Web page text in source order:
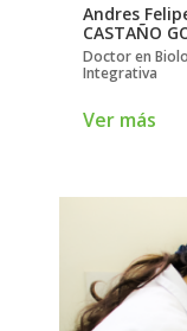
Andres
CASTAÑO
Doctor en
Integrativa
Ver más